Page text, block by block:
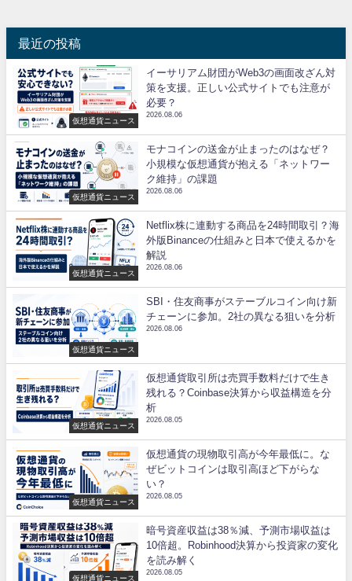
最近の投稿
仮想通貨ニュース
イーサリアム財団がWeb3の画面改ざん対
策を支援。正しい公式サイトでも注意が
必要？
2026.08.06
仮想通貨ニュース
モナコインの送金が止まったのはなぜ？
小規模な仮想通貨が抱える「ネットワー
ク維持」の課題
2026.08.06
仮想通貨ニュース
Netflix株に連動する商品を24時間取引？海
外版Binanceの仕組みと日本で使えるかを
解説
2026.08.06
仮想通貨ニュース
SBI・住友商事がステーブルコイン向け新
チェーンに参加。2社の異なる狙いを分析
2026.08.06
仮想通貨ニュース
仮想通貨取引所は売買手数料だけで生き
残れる？Coinbase決算から収益構造を分
析
2026.08.05
仮想通貨ニュース
仮想通貨の現物取引高が今年最低に。な
ぜビットコインは取引高ほど下がらな
い？
2026.08.05
仮想通貨ニュース
暗号資産収益は38％減、予測市場収益は
10倍超。Robinhood決算から投資家の変化
を読み解く
2026.08.05